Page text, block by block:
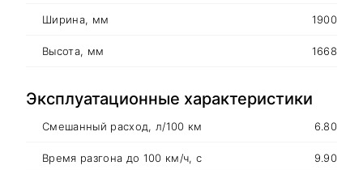
Ширина, мм 1900
Высота, мм 1668
Эксплуатационные характеристики
Смешанный расход, л/100 км 6.80
Время разгона до 100 км/ч, с 9.90